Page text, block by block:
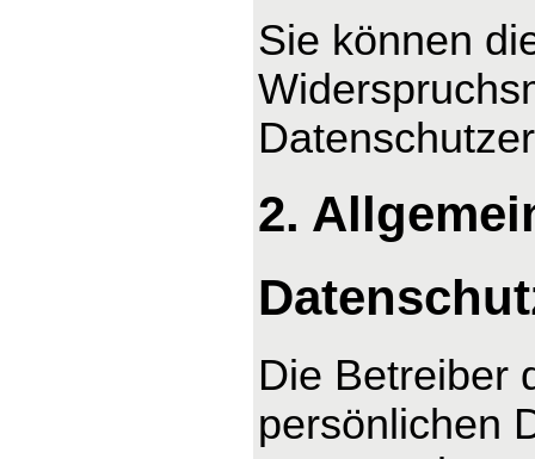
Sie können
2.
Die Betreiber
persönlichen